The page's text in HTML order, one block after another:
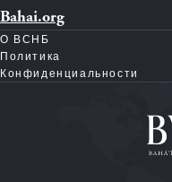
Bahai.org
О ВСНБ
Политика
Конфиденциальности